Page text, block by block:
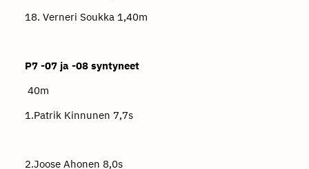
18. Verneri Soukka 1,40m
P7 -07 ja -08 syntyneet
40m
1.Patrik Kinnunen 7,7s
2.Joose Ahonen 8,0s